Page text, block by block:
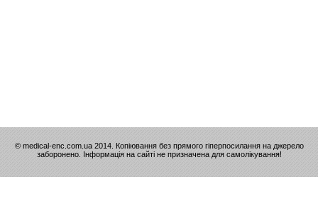
© medical-enc.com.ua 2014. Копіювання без прямого гіперпосилання на джерело
заборонено. Інформація на сайті не призначена для самолікування!